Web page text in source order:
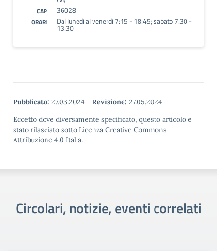
CAP 36028
ORARI Dal lunedì al venerdì 7:15 - 18:45; sabato 7:30 -
13:30
Pubblicato: 27.03.2024 - Revisione: 27.05.2024
Eccetto dove diversamente specificato, questo articolo è
stato rilasciato sotto Licenza Creative Commons
Attribuzione 4.0 Italia.
Circolari, notizie, eventi correlati